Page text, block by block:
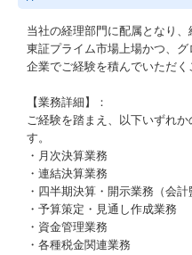
当社の経理部門に配属となり、
東証プライム市場上場かつ、
企業でご経験を積んでいただく
【業務詳細】：
ご経験を踏まえ、以下いずれ
す。
・月次決算業務
・連結決算業務
・四半期決算・開示業務（会計
・予算策定・見通し作成業務
・資金管理業務
・各種税金関連業務